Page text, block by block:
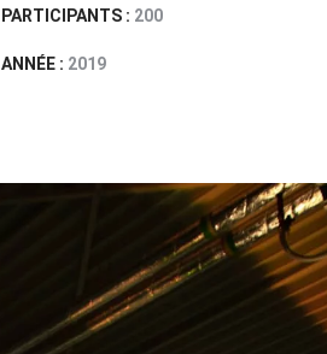
PARTICIPANTS : 200
ANNÉE : 2019